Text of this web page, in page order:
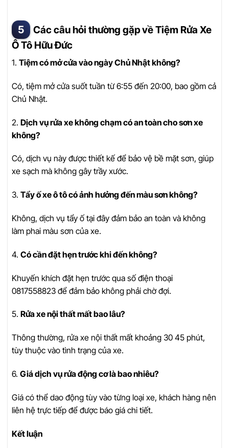
Các câu hỏi thường gặp về Tiệm Rửa Xe
Ô Tô Hữu Đức
1. Tiệm có mở cửa vào ngày Chủ Nhật không?
Có, tiệm mở cửa suốt tuần từ 6:55 đến 20:00, bao gồm cả
Chủ Nhật.
2. Dịch vụ rửa xe không chạm có an toàn cho sơn xe
không?
Có, dịch vụ này được thiết kế để bảo vệ bề mặt sơn, giúp
xe sạch mà không gây trầy xước.
3. Tẩy ố xe ô tô có ảnh hưởng đến màu sơn không?
Không, dịch vụ tẩy ố tại đây đảm bảo an toàn và không
làm phai màu sơn của xe.
4. Có cần đặt hẹn trước khi đến không?
Khuyến khích đặt hẹn trước qua số điện thoại
0817558823 để đảm bảo không phải chờ đợi.
5. Rửa xe nội thất mất bao lâu?
Thông thường, rửa xe nội thất mất khoảng 30 45 phút,
tùy thuộc vào tình trạng của xe.
6. Giá dịch vụ rửa động cơ là bao nhiêu?
Giá có thể dao động tùy vào từng loại xe, khách hàng nên
liên hệ trực tiếp để được báo giá chi tiết.
Kết luận